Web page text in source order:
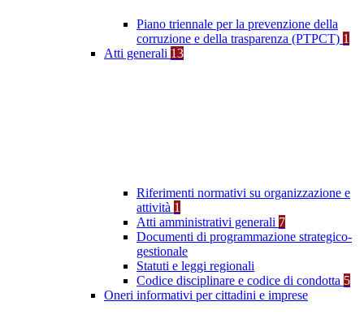
Piano triennale per la prevenzione della
corruzione e della trasparenza (PTPCT) 1
Atti generali 13
Riferimenti normativi su organizzazione e
attività 1
Atti amministrativi generali 7
Documenti di programmazione strategico-
gestionale
Statuti e leggi regionali
Codice disciplinare e codice di condotta 5
Oneri informativi per cittadini e imprese